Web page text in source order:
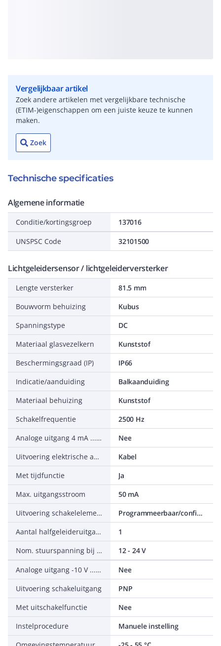
Vergelijkbaar artikel
Zoek andere artikelen met vergelijkbare technische
(ETIM-)eigenschappen om een juiste keuze te kunnen
maken.
Zoek
Technische specificaties
Algemene informatie
Conditie/kortingsgroep 137016
UNSPSC Code 32101500
Lichtgeleidersensor / lichtgeleiderversterker
Lengte versterker
81.5 mm
Bouwvorm behuizing
Kubus
Spanningstype
DC
Materiaal glasvezelkern
Kunststof
Beschermingsgraad (IP)
IP66
Indicatie/aanduiding
Balkaanduiding
Materiaal behuizing
Kunststof
Schakelfrequentie
2500 Hz
Analoge uitgang 4 mA ... 20 mA
Nee
Uitvoering elektrische aansluiting
Kabel
Met tijdfunctie
Ja
Max. uitgangsstroom
50 mA
Uitvoering schakelelement
Programmeerbaar/configureerbaar
Aantal halfgeleideruitgangen met meldfunctie
1
Nom. stuurspanning bij DC
12 - 24 V
Analoge uitgang -10 V ... +10 V
Nee
Uitvoering schakeluitgang
PNP
Met uitschakelfunctie
Nee
Instelprocedure
Manuele instelling